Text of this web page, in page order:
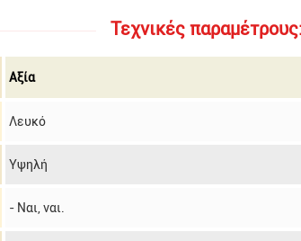
Τεχνικές
Αξία
Λευκό
Υψηλή
- Ναι, ναι.